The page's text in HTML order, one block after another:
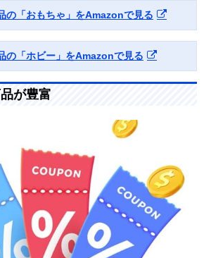
の「おもちゃ」をAmazonで見る
の「ホビー」をAmazonで見る
が豊富